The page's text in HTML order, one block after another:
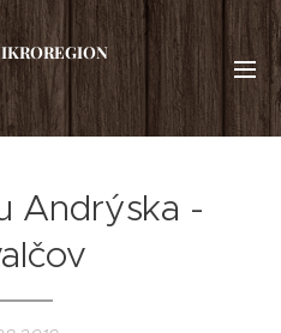
Andrýska -